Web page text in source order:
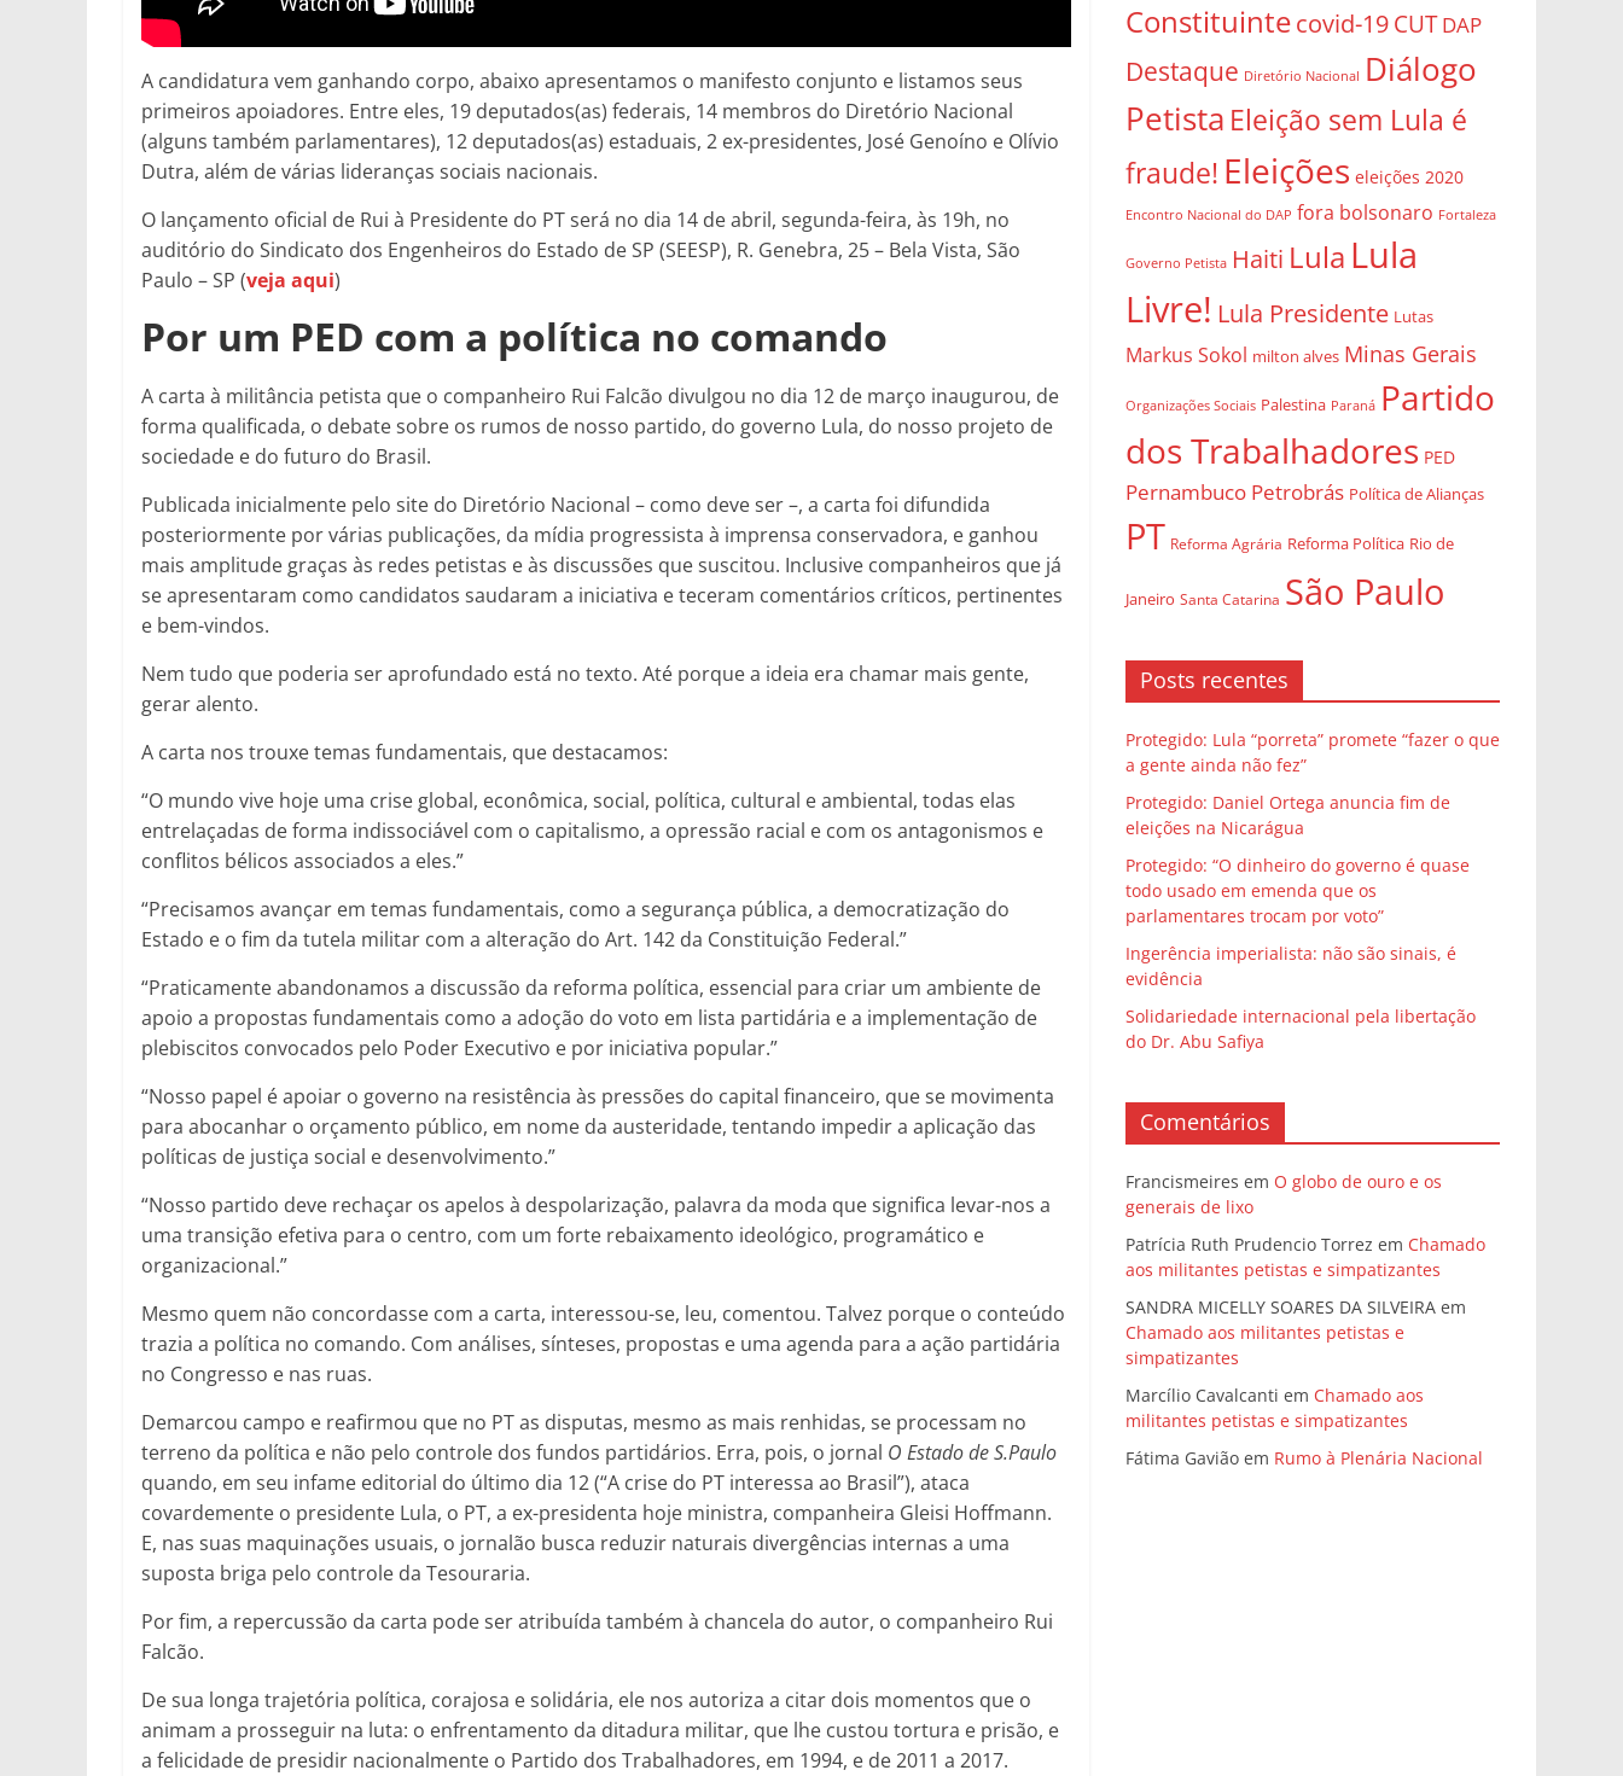
A candidatura vem ganhando corpo, abaixo apresentamos o manifesto conjunto e listamos seus
primeiros apoiadores. Entre eles, 19 deputados(as) federais, 14 membros do Diretório Nacional
(alguns também parlamentares), 12 deputados(as) estaduais, 2 ex-presidentes, José Genoíno e Olívio
Dutra, além de várias lideranças sociais nacionais.
O lançamento oficial de Rui à Presidente do PT será no dia 14 de abril, segunda-feira, às 19h, no
auditório do Sindicato dos Engenheiros do Estado de SP (SEESP), R. Genebra, 25 – Bela Vista, São
Paulo – SP (veja aqui)
Por um PED com a política no comando
A carta à militância petista que o companheiro Rui Falcão divulgou no dia 12 de março inaugurou, de
forma qualificada, o debate sobre os rumos de nosso partido, do governo Lula, do nosso projeto de
sociedade e do futuro do Brasil.
Publicada inicialmente pelo site do Diretório Nacional – como deve ser –, a carta foi difundida
posteriormente por várias publicações, da mídia progressista à imprensa conservadora, e ganhou
mais amplitude graças às redes petistas e às discussões que suscitou. Inclusive companheiros que já
se apresentaram como candidatos saudaram a iniciativa e teceram comentários críticos, pertinentes
e bem-vindos.
Nem tudo que poderia ser aprofundado está no texto. Até porque a ideia era chamar mais gente,
gerar alento.
A carta nos trouxe temas fundamentais, que destacamos:
“O mundo vive hoje uma crise global, econômica, social, política, cultural e ambiental, todas elas
entrelaçadas de forma indissociável com o capitalismo, a opressão racial e com os antagonismos e
conflitos bélicos associados a eles.”
“Precisamos avançar em temas fundamentais, como a segurança pública, a democratização do
Estado e o fim da tutela militar com a alteração do Art. 142 da Constituição Federal.”
“Praticamente abandonamos a discussão da reforma política, essencial para criar um ambiente de
apoio a propostas fundamentais como a adoção do voto em lista partidária e a implementação de
plebiscitos convocados pelo Poder Executivo e por iniciativa popular.”
“Nosso papel é apoiar o governo na resistência às pressões do capital financeiro, que se movimenta
para abocanhar o orçamento público, em nome da austeridade, tentando impedir a aplicação das
políticas de justiça social e desenvolvimento.”
“Nosso partido deve rechaçar os apelos à despolarização, palavra da moda que significa levar-nos a
uma transição efetiva para o centro, com um forte rebaixamento ideológico, programático e
organizacional.”
Mesmo quem não concordasse com a carta, interessou-se, leu, comentou. Talvez porque o conteúdo
trazia a política no comando. Com análises, sínteses, propostas e uma agenda para a ação partidária
no Congresso e nas ruas.
Demarcou campo e reafirmou que no PT as disputas, mesmo as mais renhidas, se processam no
terreno da política e não pelo controle dos fundos partidários. Erra, pois, o jornal O Estado de S.Paulo
quando, em seu infame editorial do último dia 12 (“A crise do PT interessa ao Brasil”), ataca
covardemente o presidente Lula, o PT, a ex-presidenta hoje ministra, companheira Gleisi Hoffmann.
E, nas suas maquinações usuais, o jornalão busca reduzir naturais divergências internas a uma
suposta briga pelo controle da Tesouraria.
Por fim, a repercussão da carta pode ser atribuída também à chancela do autor, o companheiro Rui
Falcão.
De sua longa trajetória política, corajosa e solidária, ele nos autoriza a citar dois momentos que o
animam a prosseguir na luta: o enfrentamento da ditadura militar, que lhe custou tortura e prisão, e
a felicidade de presidir nacionalmente o Partido dos Trabalhadores, em 1994, e de 2011 a 2017.
Constituintecovid-19CUT DAP
Destaque Diretório Nacional Diálogo
Petista Eleição sem Lula é
fraude! Eleições eleições 2020
Encontro Nacional do DAP fora bolsonaro Fortaleza
Governo Petista Haiti Lula Lula
Livre! Lula Presidente Lutas
Markus Sokol milton alves Minas Gerais
Organizações Sociais Palestina Paraná Partido
dos Trabalhadores PED
Pernambuco Petrobrás Política de Alianças
PT Reforma Agrária Reforma Política Rio de
Janeiro Santa Catarina São Paulo
Posts recentes
Protegido: Lula “porreta” promete “fazer o que
a gente ainda não fez”
Protegido: Daniel Ortega anuncia fim de
eleições na Nicarágua
Protegido: “O dinheiro do governo é quase
todo usado em emenda que os
parlamentares trocam por voto”
Ingerência imperialista: não são sinais, é
evidência
Solidariedade internacional pela libertação
do Dr. Abu Safiya
Comentários
Francismeires em O globo de ouro e os
generais de lixo
Patrícia Ruth Prudencio Torrez em Chamado
aos militantes petistas e simpatizantes
SANDRA MICELLY SOARES DA SILVEIRA em
Chamado aos militantes petistas e
simpatizantes
Marcílio Cavalcanti em Chamado aos
militantes petistas e simpatizantes
Fátima Gavião em Rumo à Plenária Nacional